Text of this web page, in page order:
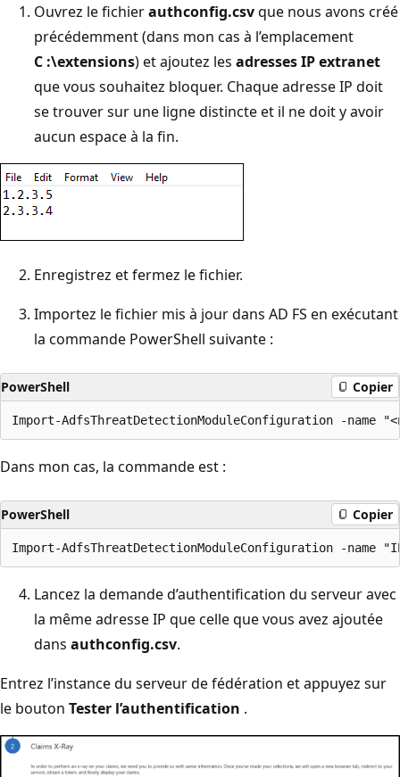
Ouvrez le fichierauthconfig.csvque nous avons créé
précédemment (dans mon cas à l’emplacement
C :\extensions) et ajoutez les adresses IP extranet
que vous souhaitez bloquer. Chaque adresse IP doit
se trouver sur une ligne distincte et il ne doit y avoir
aucun espace à la fin.
Enregistrez et fermez le fichier.
Importez le fichier mis à jour dans AD FS en exécutant
la commande PowerShell suivante :
PowerShell Copier
Dans mon cas, la commande est :
PowerShell Copier
Lancez la demande d’authentification du serveur avec
la même adresse IP que celle que vous avez ajoutée
dans authconfig.csv.
Entrez l’instance du serveur de fédération et appuyez sur
le bouton Tester l’authentification .